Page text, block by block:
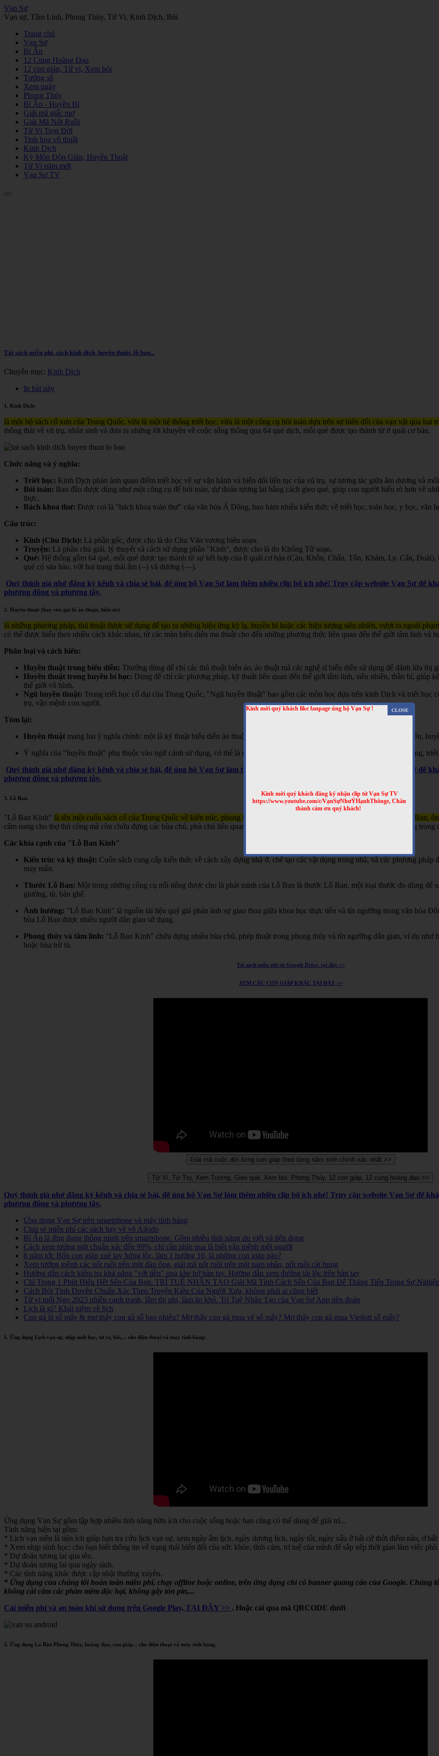
Kính mời quý khách like fanpage ủng hộ Vạn Sự !
Kính mời quý khách đăng ký nhận clip từ Vạn Sự TV
https://www.youtube.com/c/VạnSựNhưÝHạnhThônge, Chân
thành cảm ơn quý khách!
Vạn Sự
Vạn sự, Tâm Linh, Phong Thủy, Tử Vi, Kinh Dịch, Bói
Trang chủ
Vạn Sự
Bí Ẩn
12 Cung Hoàng Đạo
12 con giáp, Tử vi, Xem bói
Tướng số
Xem ngày
Phong Thủy
Bí Ẩn - Huyền Bí
Giải mã giấc mơ
Giải Mã Nốt Ruồi
Tử Vi Trọn Đời
Tinh hoa võ thuật
Kinh Dịch
Kỳ Môn Độn Giáp, Huyền Thuật
Tử Vi năm mới
Vạn Sự TV
Tải sách miễn phí, sách kinh dịch, huyền thuật, lỗ ban...
Chuyên mục: Kinh Dịch
In bài này
1. Kinh Dịch:
là một bộ sách cổ xưa của Trung Quốc, vừa là một hệ thống triết học, vừa là một công cụ bói toán dựa trên sự biến đổi của vạn vật qua hai
thông thái về vũ trụ, nhân sinh và đưa ra những lời khuyên về cuộc sống thông qua 64 quẻ dịch, mỗi quẻ được tạo thành từ 8 quái cơ bản.
Chức năng và ý nghĩa:
Triết học: Kinh Dịch phản ánh quan điểm triết học về sự vận hành và biến đổi liên tục của vũ trụ, sự tương tác giữa âm dương và
Bói toán: Ban đầu được dùng như một công cụ để bói toán, dự đoán tương lai bằng cách gieo quẻ, giúp con người hiểu rõ hơn về
thực.
Bách khoa thư: Được coi là "bách khoa toàn thư" của văn hóa Á Đông, bao hàm nhiều kiến thức về triết học, toán học, y học, văn
Cấu trúc:
Kinh (Chu Dịch): Là phần gốc, được cho là do Chu Văn vương biên soạn.
Truyện: Là phần chú giải, lý thuyết và cách sử dụng phần "Kinh", được cho là do Khổng Tử soạn.
Quẻ: Hệ thống gồm 64 quẻ, mỗi quẻ được tạo thành từ sự kết hợp của 8 quái cơ bản (Càn, Khôn, Chấn, Tốn, Khảm, Ly, Cấn,
quẻ có sáu hào, với hai trạng thái âm (--) và dương (—).
Quý thính giả nhớ đăng ký kênh và chia sẻ bài, để ủng hộ Vạn Sự làm thêm nhiều clip bổ ích nhé! Truy cập website Vạn Sự để
phương đông và phương tây.
2. Huyền thuật (hay còn gọi là ảo thuật, biến ảo)
là những phương pháp, thủ thuật được sử dụng để tạo ra những hiệu ứng kỳ lạ, huyền bí hoặc các hiện tượng siêu nhiên, vượt ra ngoài
có thể được hiểu theo nhiều cách khác nhau, từ các màn biểu diễn ma thuật cho đến những phương thức liên quan đến thế giới tâm linh và
Phân loại và cách hiểu:
Huyền thuật trong biểu diễn: Thường dùng để chỉ các thủ thuật biến ảo, ảo thuật mà các nghệ sĩ biểu diễn sử dụng để đánh lừa thị
Huyền thuật trong huyền bí học: Dùng để chỉ các phương pháp, kỹ thuật liên quan đến thế giới tâm linh, siêu nhiên, thần bí, giúp
thế giới vô hình.
Ngũ huyền thuật: Trong triết học cổ đại của Trung Quốc, "Ngũ huyền thuật" bao gồm các môn học dựa trên kinh Dịch và triết học
trụ, vận mệnh con người.
Tóm lại:
Huyền thuật mang hai ý nghĩa chính: một là kỹ thuật biểu diễn ảo thuật, hai là phương pháp giải thích các hiện tượng siêu nhiên,
Ý nghĩa của "huyền thuật" phụ thuộc vào ngữ cảnh sử dụng, có thể là một hình thức giải trí hoặc là một phần của các tín ngưỡng,
Quý thính giả nhớ đăng ký kênh và chia sẻ bài, để ủng hộ Vạn Sự làm thêm nhiều clip bổ ích nhé! Truy cập website Vạn Sự để
phương đông và phương tây.
3. Lỗ Ban.
"Lỗ Ban Kinh" là tên một cuốn sách cổ của Trung Quốc về kiến trúc, phong thủy và kỹ thuật xây dựng, gắn liền với tên tuổi của Lỗ Ban,
cẩm nang cho thợ thủ công mà còn chứa đựng các bùa chú, phù chú liên quan đến việc xây nhà, làm đồ đạc, và đôi khi được sử dụng
Các khía cạnh của "Lỗ Ban Kinh"
Kiến trúc và kỹ thuật: Cuốn sách cung cấp kiến thức về cách xây dựng nhà ở, chế tạo các vật dụng trong nhà, và các phương
may mắn.
Thước Lỗ Ban: Một trong những công cụ nổi tiếng được cho là phát minh của Lỗ Ban là thước Lỗ Ban, một loại thước đo dùng để
giường, tủ, bàn ghế.
Ảnh hưởng: "Lỗ Ban Kinh" là nguồn tài liệu quý giá phản ánh sự giao thoa giữa khoa học thực tiễn và tín ngưỡng trong văn hóa
bùa Lỗ Ban được nhiều người dân gian sử dụng.
Phong thủy và tâm linh: "Lỗ Ban Kinh" chứa đựng nhiều bùa chú, phép thuật trong phong thủy và tín ngưỡng dân gian, ví dụ như
hoặc bùa trừ tà.
Tải sách miễn phí từ Google Drive, tại đây >>
XEM CÁC CON GIÁP KHÁC TẠI ĐÂY >>
Quý thính giả nhớ đăng ký kênh và chia sẻ bài, để ủng hộ Vạn Sự làm thêm nhiều clip bổ ích nhé! Truy cập website Vạn Sự để
phương đông và phương tây.
Ứng dụng Vạn Sự trên smartphone và máy tính bảng
Chia sẻ miễn phí các sách hay về võ Aikido
Bí Ẩn là ứng dụng thông minh trên smartphone. Gồm nhiều tính năng ưu việt và tiện dụng
Cách xem tướng mặt chuẩn xác đến 99%, chỉ cần nhìn qua là biết vận mệnh mỗi người
8 năm tới: Bốn con giáp xoè tay hứng lộc, làm 1 hưởng 10, là những con giáp nào?
Xem tướng mệnh các nốt ruồi trên mặt đàn ông, giải mã nốt ruồi trên mặt nam nhân, nốt ruồi cát hung
Hướng dẫn cách kiểm tra khả năng "vớt tiền" qua khe hở bàn tay. Hướng dẫn xem đường tài lộc trên bàn tay
Chỉ Trong 1 Phút Hiểu Hết Sếp Của Bạn. TRÍ TUỆ NHÂN TẠO Giải Mã Tính Cách Sếp Của Bạn Để Thăng Tiến Trong Sự Nghiệp
Cách Bói Tình Duyên Chuẩn Xác Theo Truyện Kiều Của Người Xưa, không phải ai cũng biết
Tử vi tuổi Ngọ 2023 nhiều cạnh tranh, lắm thị phi, làm ăn khó. Trí Tuệ Nhân Tạo của Vạn Sự App tiên đoán
Lịch là gì? Khái niệm về lịch
Con gà là số mấy & mơ thấy con gà số bao nhiêu? Mơ thấy con gà mua vé số mấy? Mơ thấy con gà mua Vietlott số mấy?
1. Ứng dụng Lịch vạn sự, nhịp sinh học, tử vi, bói,... cho điện thoại và máy tính bảng:
Ứng dụng Vạn Sự gồm tập hợp nhiều tính năng hữu ích cho cuộc sống hoặc bạn cũng có thể dùng để giải trí...
Tính năng hiện tại gồm:
* Lịch vạn niên là tiện ích giúp bạn tra cứu lịch vạn sự, xem ngày âm lịch, ngày dương lịch, ngày tốt, ngày xấu ở bất cứ thời điểm nào, ở bất
* Xem nhịp sinh học: cho bạn biết thông tin về trạng thái biến đổi của sức khỏe, tình cảm, trí tuệ của mình để sắp xếp thời gian làm việc phù
* Dự đoán tương lai qua tên.
* Dự đoán tương lai qua ngày sinh.
* Các tính năng khác được cập nhật thường xuyên.
* Ứng dụng của chúng tôi hoàn toàn miễn phí, chạy offline hoặc online, trên ứng dụng chỉ có banner quảng cáo của Google. Chúng
không cài cắm các phần mềm độc hại, không gây tốn pin,...
Cài miễn phí và an toàn khi sử dụng trên Google Play, TẠI ĐÂY >> . Hoặc cài qua mã QRCODE dưới
2. Ứng dụng La Bàn Phong Thủy, hoàng đạo, con giáp... cho điện thoại và máy tính bảng.